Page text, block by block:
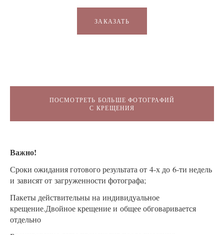
ЗАКАЗАТЬ
ПОСМОТРЕТЬ БОЛЬШЕ ФОТОГРАФИЙ
С КРЕЩЕНИЯ
Важно!
Сроки ожидания готового результата от 4-х до 6-ти недель
и зависят от загруженности фотографа;
Пакеты действительны на индивидуальное
крещение.Двойное крещение и общее обговаривается
отдельно